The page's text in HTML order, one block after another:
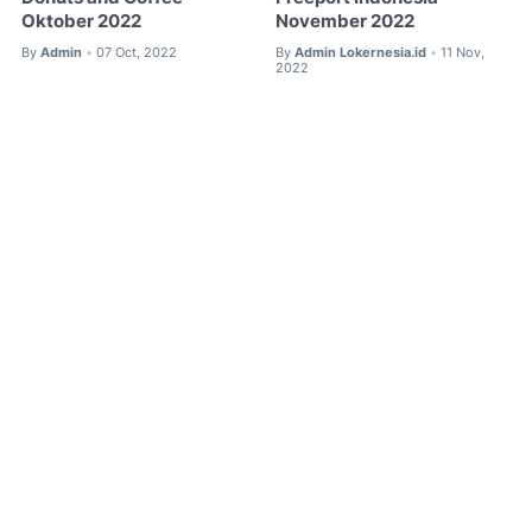
Oktober 2022
By Admin • 07 Oct, 2022
November 2022
By Admin Lokernesia.id • 11 Nov,
2022